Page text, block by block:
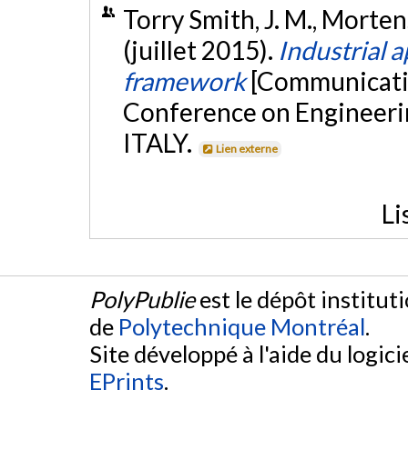
Torry Smith, J. M.,
(juillet 2015). Industrial
framework
Conference on
ITALY.
Lien externe
PolyPublieest le dépôt
de Polytechnique Montréal.
Site développé à l'aide du
EPrints.